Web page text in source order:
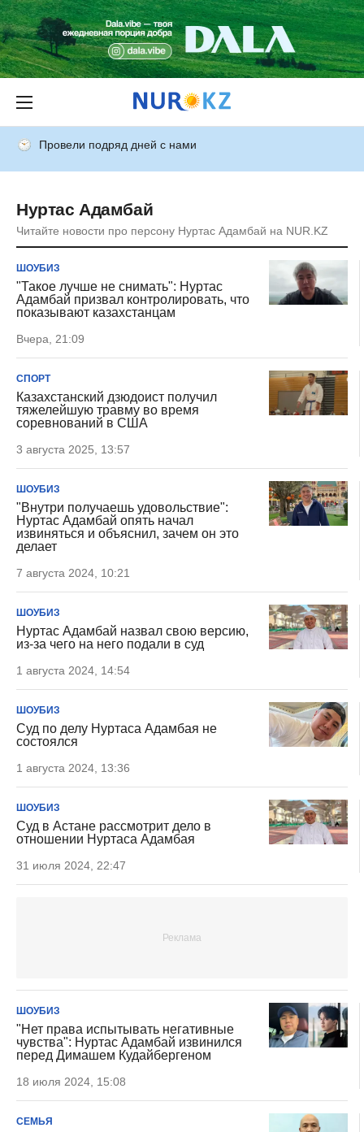
Провели подряд дней с нами
Нуртас Адамбай
Читайте новости про персону Нуртас Адамбай на NUR.KZ
ШОУБИЗ
"Такое лучше не снимать": Нуртас
Адамбай призвал контролировать, что
показывают казахстанцам
Вчера, 21:09
СПОРТ
Казахстанский дзюдоист получил
тяжелейшую травму во время
соревнований в США
3 августа 2025, 13:57
ШОУБИЗ
"Внутри получаешь удовольствие":
Нуртас Адамбай опять начал
извиняться и объяснил, зачем он это
делает
7 августа 2024, 10:21
ШОУБИЗ
Нуртас Адамбай назвал свою версию,
из-за чего на него подали в суд
1 августа 2024, 14:54
ШОУБИЗ
Суд по делу Нуртаса Адамбая не
состоялся
1 августа 2024, 13:36
ШОУБИЗ
Суд в Астане рассмотрит дело в
отношении Нуртаса Адамбая
31 июля 2024, 22:47
ШОУБИЗ
"Нет права испытывать негативные
чувства": Нуртас Адамбай извинился
перед Димашем Кудайбергеном
18 июля 2024, 15:08
СЕМЬЯ